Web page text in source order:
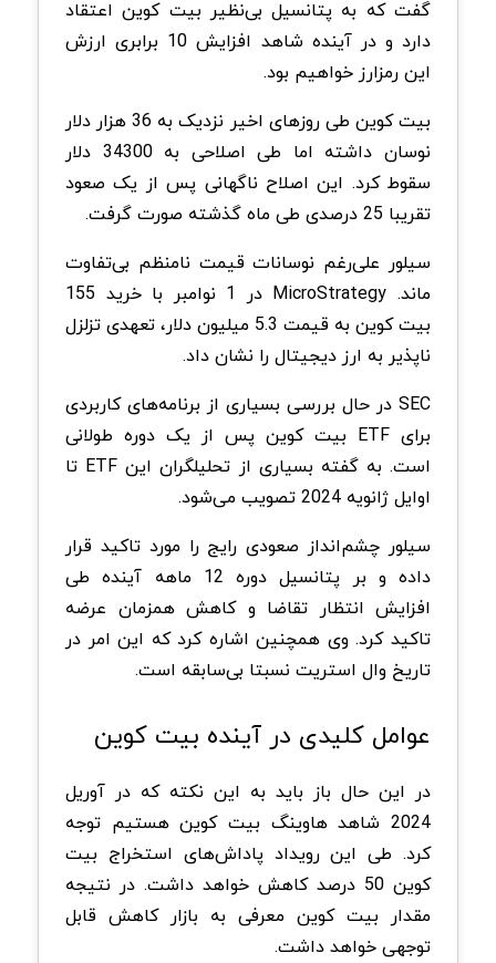
گفت که به پتانسیل بی‌نظیر بیت کوین اعتقاد
دارد و در آینده شاهد افزایش 10 برابری ارزش
این رمزارز خواهیم بود.
بیت کوین طی روزهای اخیر نزدیک به 36 هزار دلار
نوسان داشته اما طی اصلاحی به 34300 دلار
سقوط کرد. این اصلاح ناگهانی پس از یک صعود
تقریبا 25 درصدی طی ماه گذشته صورت گرفت.
سیلور علی‌رغم نوسانات قیمت نامنظم بی‌تفاوت
ماند. MicroStrategy در 1 نوامبر با خرید 155
بیت کوین به قیمت 5.3 میلیون دلار، تعهدی تزلزل
ناپذیر به ارز دیجیتال را نشان داد.
SEC در حال بررسی بسیاری از برنامه‌های کاربردی
برای ETF بیت کوین پس از یک دوره طولانی
است. به گفته بسیاری از تحلیلگران این ETF تا
اوایل ژانویه 2024 تصویب می‌شود.
سیلور چشم‌انداز صعودی رایج را مورد تاکید قرار
داده و بر پتانسیل دوره 12 ماهه آینده طی
افزایش انتظار تقاضا و کاهش همزمان عرضه
تاکید کرد. وی همچنین اشاره کرد که این امر در
تاریخ وال استریت نسبتا بی‌سابقه است.
عوامل کلیدی در آینده بیت کوین
در این حال باز باید به این نکته که در آوریل
2024 شاهد هاوینگ بیت کوین هستیم توجه
کرد. طی این رویداد پاداش‌های استخراج بیت
کوین 50 درصد کاهش خواهد داشت. در نتیجه
مقدار بیت کوین معرفی به بازار کاهش قابل
توجهی خواهد داشت.